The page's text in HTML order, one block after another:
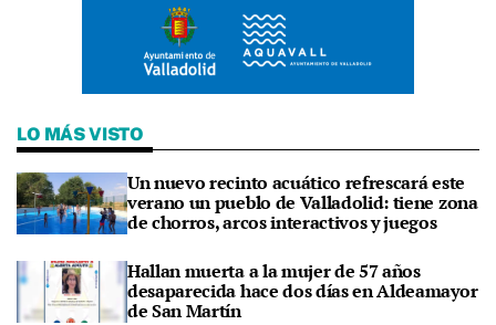
LO MÁS VISTO
Un nuevo recinto acuático refrescará este
verano un pueblo de Valladolid: tiene zona
de chorros, arcos interactivos y juegos
Hallan muerta a la mujer de 57 años
desaparecida hace dos días en Aldeamayor
de San Martín